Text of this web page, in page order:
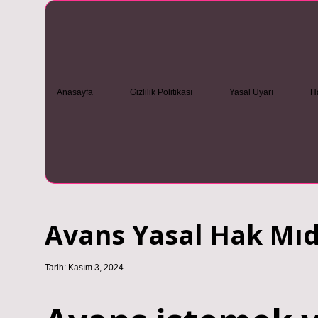
Anasayfa Gizlilik Politikası Yasal Uyarı
Avans Yasal Hak
Tarih: Kasım 3, 2024